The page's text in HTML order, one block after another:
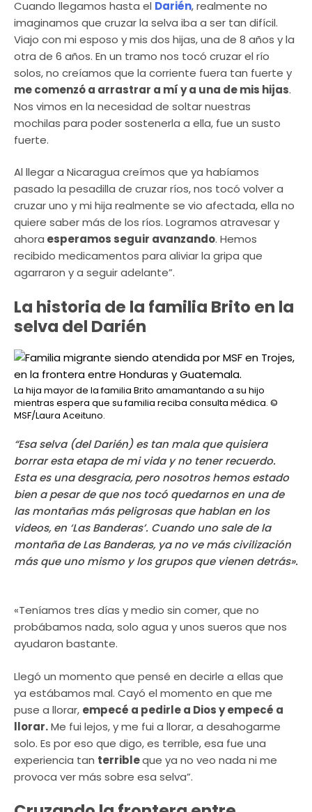
Cuando llegamos hasta el Darién, realmente no
imaginamos que cruzar la selva iba a ser tan difícil.
Viajo con mi esposo y mis dos hijas, una de 8 años y la
otra de 6 años. En un tramo nos tocó cruzar el río
solos, no creíamos que la corriente fuera tan fuerte y
me comenzó a arrastrar a mí y a una de mis hijas.
Nos vimos en la necesidad de soltar nuestras
mochilas para poder sostenerla a ella, fue un susto
fuerte.
Al llegar a Nicaragua creímos que ya habíamos
pasado la pesadilla de cruzar ríos, nos tocó volver a
cruzar uno y mi hija realmente se vio afectada, ella no
quiere saber más de los ríos. Logramos atravesar y
ahora esperamos seguir avanzando. Hemos
recibido medicamentos para aliviar la gripa que
agarraron y a seguir adelante”.
La historia de la familia Brito en la
selva del Darién
La hija mayor de la familia Brito amamantando a su hijo
mientras espera que su familia reciba consulta médica. ©
MSF/Laura Aceituno.
“Esa selva (del Darién) es tan mala que quisiera
borrar esta etapa de mi vida y no tener recuerdo.
Esta es una desgracia, pero nosotros hemos estado
bien a pesar de que nos tocó quedarnos en una de
las montañas más peligrosas que hablan en los
videos, en ‘Las Banderas’. Cuando uno sale de la
montaña de Las Banderas, ya no ve más civilización
más que uno mismo y los grupos que vienen detrás».
«Teníamos tres días y medio sin comer, que no
probábamos nada, solo agua y unos sueros que nos
ayudaron bastante.
Llegó un momento que pensé en decirle a ellas que
ya estábamos mal. Cayó el momento en que me
puse a llorar, empecé a pedirle a Dios y empecé a
llorar.Me fui lejos, y me fui a llorar, a desahogarme
solo. Es por eso que digo, es terrible, esa fue una
experiencia tan terribleque ya no veo nada ni me
provoca ver más sobre esa selva”.